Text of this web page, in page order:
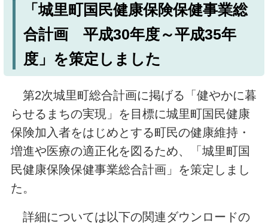
「城里町国民健康保険保健事業総
合計画 平成30年度～平成35年
度」を策定しました
第2次城里町総合計画に掲げる「健やかに暮
らせるまちの実現」を目標に城里町国民健康
保険加入者をはじめとする町民の健康維持・
増進や医療の適正化を図るため、「城里町国
民健康保険保健事業総合計画」を策定しまし
た。
詳細については以下の関連ダウンロードの